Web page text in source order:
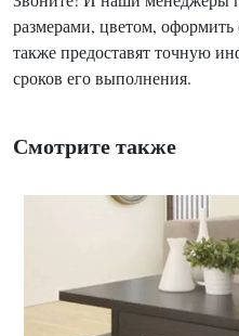
размерами, цветом,
также предоставят точную
сроков его выполнения.
Смотрите также